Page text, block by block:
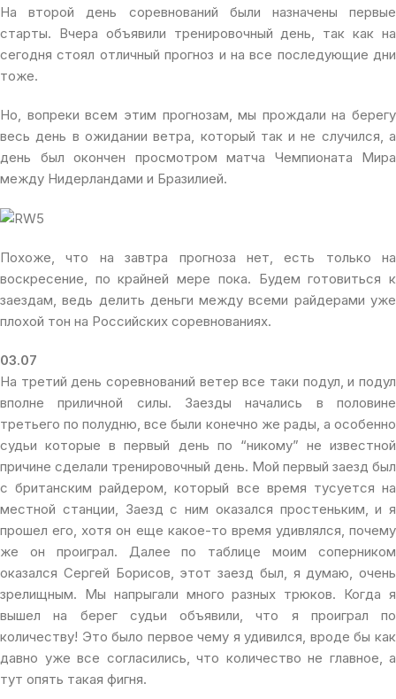
На второй день соревнований были назначены первые
старты. Вчера объявили тренировочный день, так как на
сегодня стоял отличный прогноз и на все последующие дни
тоже.
Но, вопреки всем этим прогнозам, мы прождали на берегу
весь день в ожидании ветра, который так и не случился, а
день был окончен просмотром матча Чемпионата Мира
между Нидерландами и Бразилией.
Похоже, что на завтра прогноза нет, есть только на
воскресение, по крайней мере пока. Будем готовиться к
заездам, ведь делить деньги между всеми райдерами уже
плохой тон на Российских соревнованиях.
03.07
На третий день соревнований ветер все таки подул, и подул
вполне приличной силы. Заезды начались в половине
третьего по полудню, все были конечно же рады, а особенно
судьи которые в первый день по “никому” не известной
причине сделали тренировочный день. Мой первый заезд был
с британским райдером, который все время тусуется на
местной станции, Заезд с ним оказался простеньким, и я
прошел его, хотя он еще какое-то время удивлялся, почему
же он проиграл. Далее по таблице моим соперником
оказался Сергей Борисов, этот заезд был, я думаю, очень
зрелищным. Мы напрыгали много разных трюков. Когда я
вышел на берег судьи объявили, что я проиграл по
количеству! Это было первое чему я удивился, вроде бы как
давно уже все согласились, что количество не главное, а
тут опять такая фигня.